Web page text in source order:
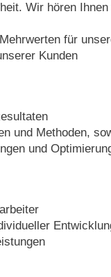
Wir hören
für
Kunden
und Methoden,
und